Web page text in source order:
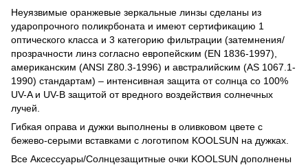
Неуязвимые оранжевые зеркальные линзы сделаны из
ударопрочного поликрбоната и имеют сертификацию 1
оптического класса и 3 категорию фильтрации (затемнения/
прозрачности линз согласно европейским (EN 1836-1997),
американским (ANSI Z80.3-1996) и австралийским (AS 1067.1-
1990) стандартам) – интенсивная защита от солнца со 100%
UV-A и UV-B защитой от вредного воздействия солнечных
лучей.
Гибкая оправа и дужки выполнены в оливковом цвете с
бежево-серыми вставками с логотипом KOOLSUN на дужках.
Все Аксессуары/Солнцезащитные очки KOOLSUN дополнены